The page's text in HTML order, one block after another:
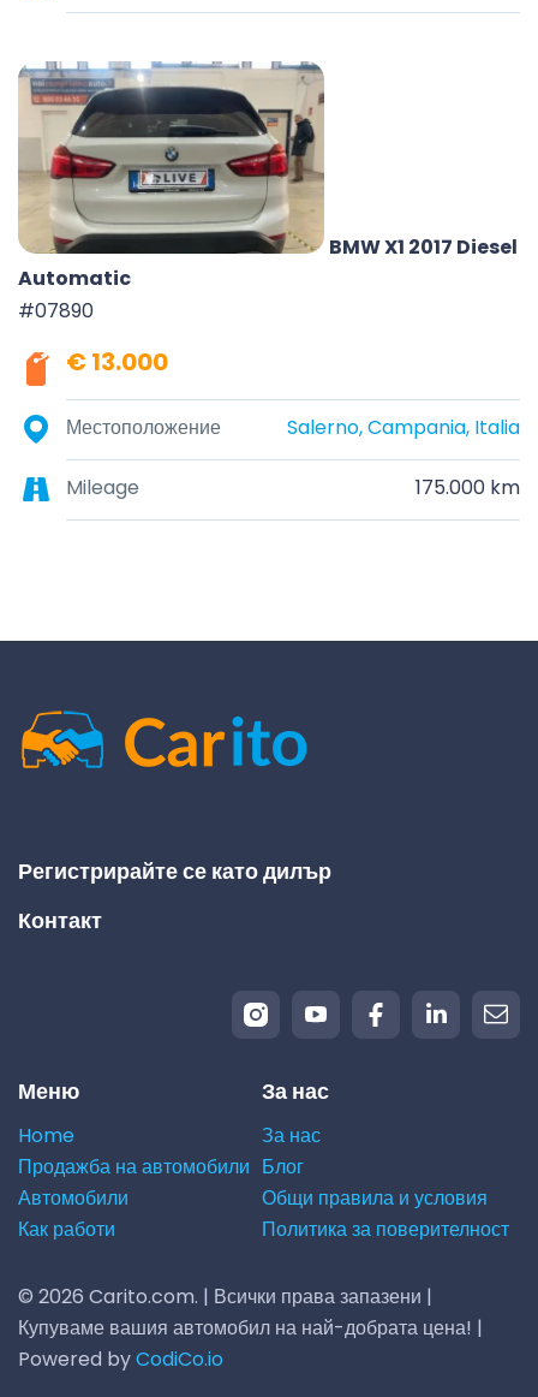
BMW X1 2017 Diesel
Automatic
#07890
€ 13.000
Местоположение Salerno, Campania, Italia
Mileage 175.000 km
Регистрирайте се като дилър
Контакт
Меню
Home
Продажба на автомобили
Автомобили
Как работи
За нас
За нас
Блог
Общи правила и условия
Политика за поверителност
© 2026 Carito.com. | Всички права запазени |
Купуваме вашия автомобил на най-добрата цена! |
Powered byCodiCo.io